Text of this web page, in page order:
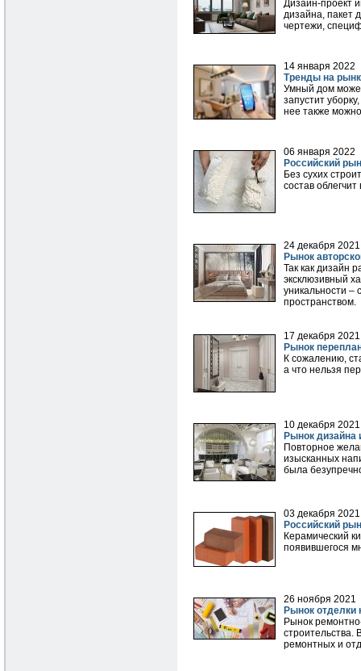
Дизайн-проект
дизайна, пакет
чертежи,
14 января 2022
Тренды на
Умный дом
запустит
нее также
06 января 2022
Российский
Без сухих
состав
24 декабря 2021
Рынок
Так как дизайн
эксклюзивный
уникальности –
пространством.
17 декабря 2021
Рынок
К сожалению,
а что нельзя
10 декабря 2021
Рынок дизайна
Повторное
изысканных
была
03 декабря 2021
Российский
Керамический
появившегося
26 ноября 2021
Рынок отделки
Рынок
строительства.
ремонтных и